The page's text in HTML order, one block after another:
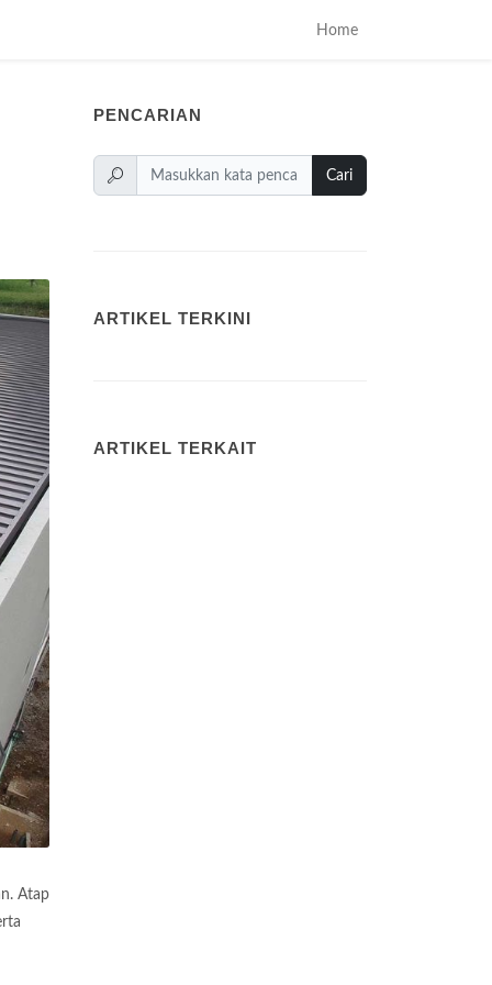
Home
Atap
PENCARIAN
Cari
ARTIKEL TERKINI
ARTIKEL TERKAIT